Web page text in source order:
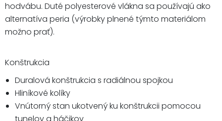
hodvábu. Duté polyesterové vlákna sa používajú ako
alternatíva peria (výrobky plnené týmto materiálom
možno prať).
Konštrukcia
Duralová konštrukcia s radiálnou spojkou
Hliníkové kolíky
Vnútorný stan ukotvený ku konštrukcii pomocou
tunelov a háčikov